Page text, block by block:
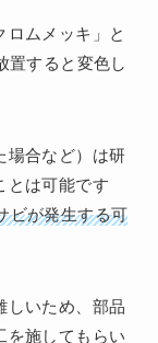
ロムメッキ」と
置すると変色し
場合など）は研
とは可能です
ビが発生する可
しいため、部品
を施してもらい